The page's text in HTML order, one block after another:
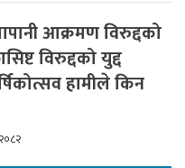
आक्रमण विरुद्दको
विरुद्दको युद्द
हामीले किन